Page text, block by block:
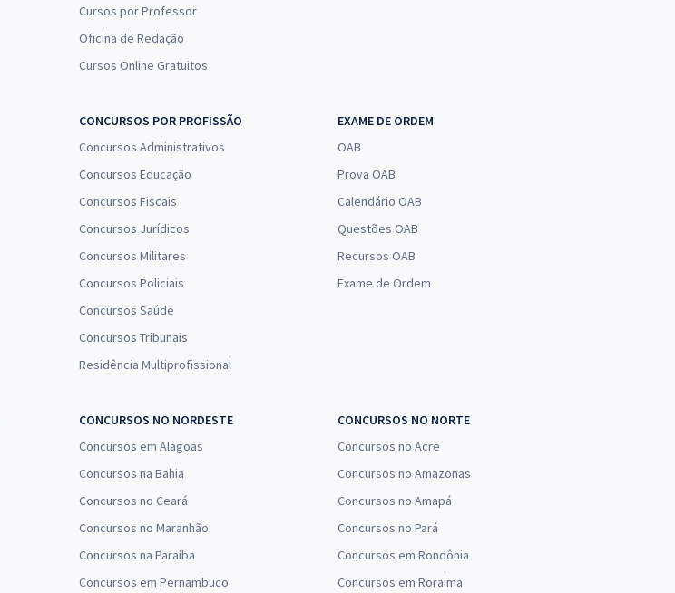
Cursos por Professor
Oficina de Redação
Cursos Online Gratuitos
CONCURSOS POR PROFISSÃO
Concursos Administrativos
Concursos Educação
Concursos Fiscais
Concursos Jurídicos
Concursos Militares
Concursos Policiais
Concursos Saúde
Concursos Tribunais
Residência Multiprofissional
EXAME DE ORDEM
OAB
Prova OAB
Calendário OAB
Questões OAB
Recursos OAB
Exame de Ordem
CONCURSOS NO NORDESTE
Concursos em Alagoas
Concursos na Bahia
Concursos no Ceará
Concursos no Maranhão
Concursos na Paraíba
Concursos em Pernambuco
CONCURSOS NO NORTE
Concursos no Acre
Concursos no Amazonas
Concursos no Amapá
Concursos no Pará
Concursos em Rondônia
Concursos em Roraima